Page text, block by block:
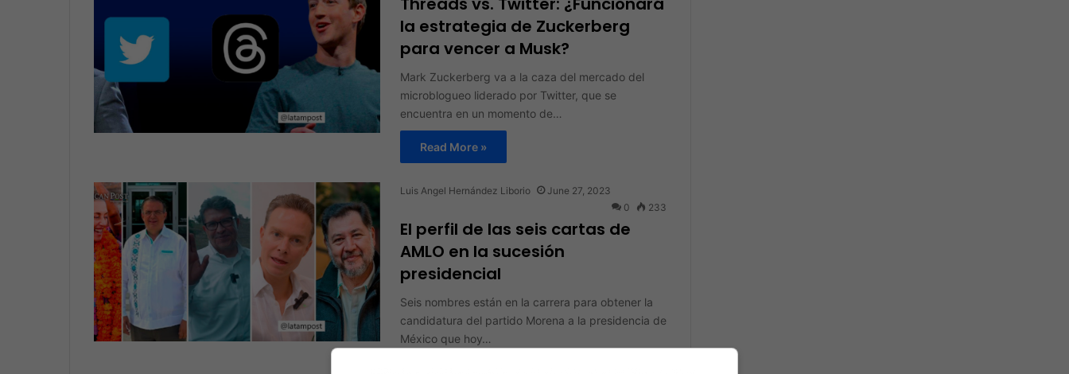
la estrategia de Zuckerberg
para vencer a Musk?
Mark Zuckerberg va a la caza del mercado del
microblogueo liderado por Twitter, que se
encuentra en un momento de…
Read More »
Luis Angel Hernández Liborio
June 27, 2023
0
233
El perfil de las seis cartas de
AMLO en la sucesión
presidencial
Seis nombres están en la carrera para obtener la
candidatura del partido Morena a la presidencia de
México que hoy…